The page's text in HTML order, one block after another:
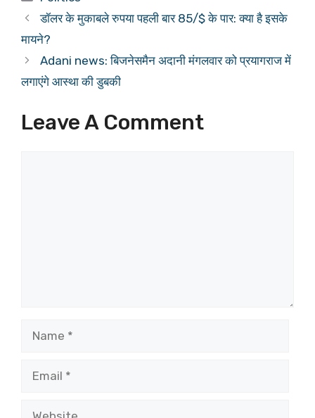
डॉलर के मुकाबले रुपया पहली बार 85/$ के पार: क्या है इसके
मायने?
Adani news: बिजनेसमैन अदानी मंगलवार को प्रयागराज में
लगाएंगे आस्था की डुबकी
Leave A Comment